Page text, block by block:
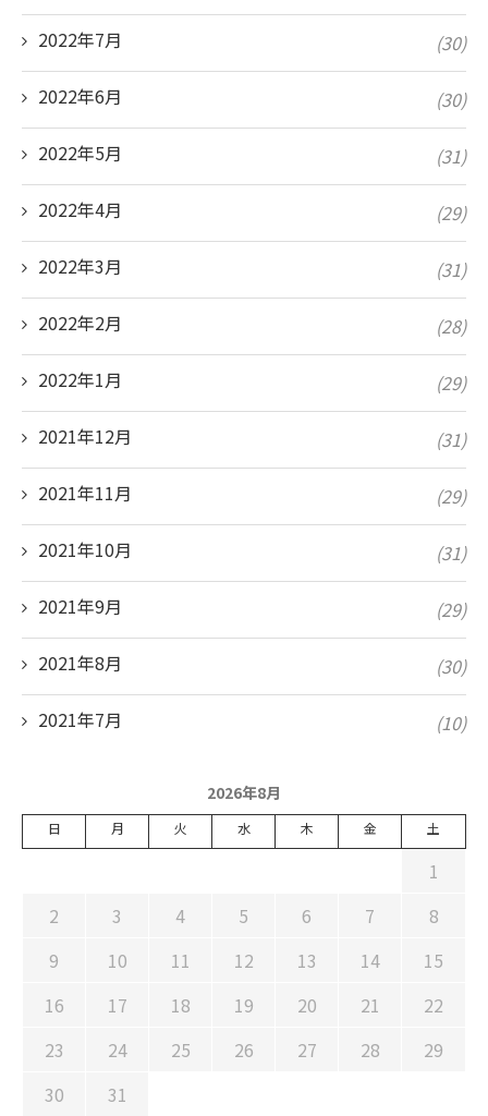
2022年7月 (30)
2022年6月 (30)
2022年5月 (31)
2022年4月 (29)
2022年3月 (31)
2022年2月 (28)
2022年1月 (29)
2021年12月 (31)
2021年11月 (29)
2021年10月 (31)
2021年9月 (29)
2021年8月 (30)
2021年7月 (10)
2026年8月
日 月 火 水 木 金 土
1
2
3 4 5 6 7
8
9
10 11 12 13 14
15
16
17 18 19 20 21
22
23
24 25 26 27 28
29
30
31